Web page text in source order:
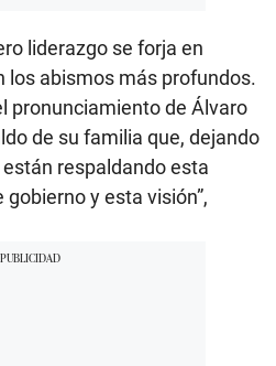
liderazgo se forja en
los abismos más profundos.
pronunciamiento de Álvaro
de su familia que, dejando
respaldando esta
y esta visión”,